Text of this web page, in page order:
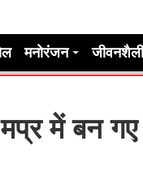
मनोरंजन जीवनशैली
में बन गए